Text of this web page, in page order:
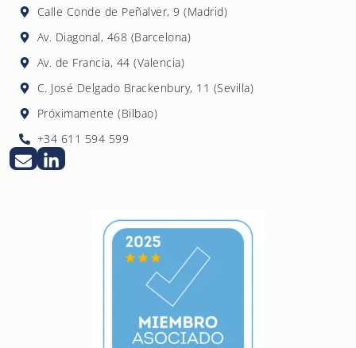
licitaciones del sector público.
Calle Conde de Peñalver, 9 (Madrid)
Av. Diagonal, 468 (Barcelona)
Av. de Francia, 44 (Valencia)
C. José Delgado Brackenbury, 11 (Sevilla)
Próximamente (Bilbao)
+34 611 594 599